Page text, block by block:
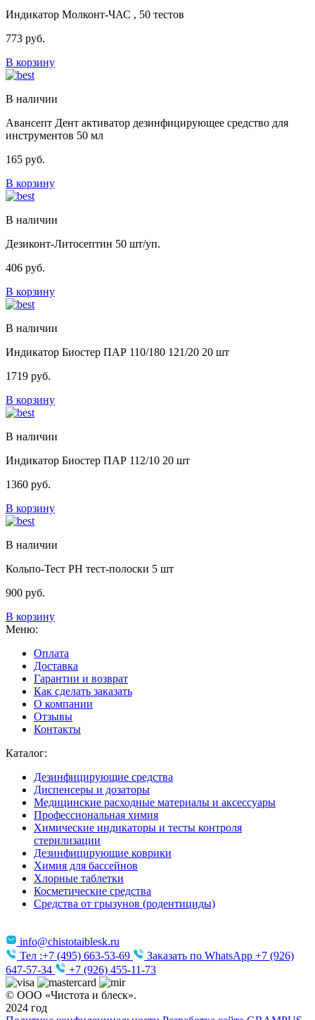
Индикатор Молконт-ЧАС , 50 тестов
773 руб.
В корзину
В наличии
Авансепт Дент активатор дезинфицирующее средство для
инструментов 50 мл
165 руб.
В корзину
В наличии
Дезиконт-Литосептин 50 шт/уп.
406 руб.
В корзину
В наличии
Индикатор Биостер ПАР 110/180 121/20 20 шт
1719 руб.
В корзину
В наличии
Индикатор Биостер ПАР 112/10 20 шт
1360 руб.
В корзину
В наличии
Кольпо-Тест PH тест-полоски 5 шт
900 руб.
В корзину
Меню:
Оплата
Доставка
Гарантии и возврат
Как сделать заказать
О компании
Отзывы
Контакты
Каталог:
Дезинфицирующие средства
Диспенсеры и дозаторы
Медицинские расходные материалы и аксессуары
Профессиональная химия
Химические индикаторы и тесты контроля
стерилизации
Дезинфицирующие коврики
Химия для бассейнов
Хлорные таблетки
Косметические средства
Средства от грызунов (родентициды)
info@chistotaiblesk.ru
Тел :+7 (495) 663-53-69
Заказать по WhatsApp +7 (926)
647-57-34
+7 (926) 455-11-73
© ООО «Чистота и блеск».
2024 год